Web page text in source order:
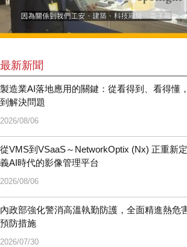
最新新聞
製造業AI落地應用的關鍵：從看得到、看得懂，
到解決問題
2026/08/06
從VMS到VSaaS～NetworkOptix (Nx) 正重新定
義AI時代的影像管理平台
2026/08/06
內政部強化警消高溫執勤防護，全面精進熱危
預防措施
2026/07/30